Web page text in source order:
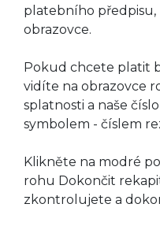
platebního předpisu,
obrazovce.
Pokud chcete platit
vidíte na obrazovce
splatnosti a naše
symbolem - číslem
Klikněte na modré
rohu Dokončit
zkontrolujete a